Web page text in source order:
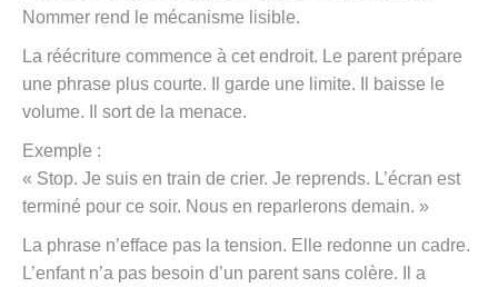
Nommer rend le mécanisme lisible.
La réécriture commence à cet endroit. Le parent prépare
une phrase plus courte. Il garde une limite. Il baisse le
volume. Il sort de la menace.
Exemple :
« Stop. Je suis en train de crier. Je reprends. L’écran est
terminé pour ce soir. Nous en reparlerons demain. »
La phrase n’efface pas la tension. Elle redonne un cadre.
L’enfant n’a pas besoin d’un parent sans colère. Il a